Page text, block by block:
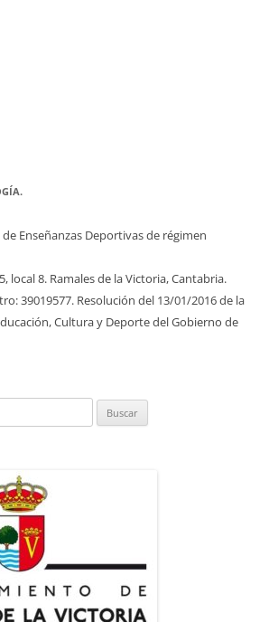
Enseñanzas Deportivas de régimen
local 8. Ramales de la Victoria, Cantabria.
39019577. Resolución del 13/01/2016 de la
Cultura y Deporte del Gobierno de